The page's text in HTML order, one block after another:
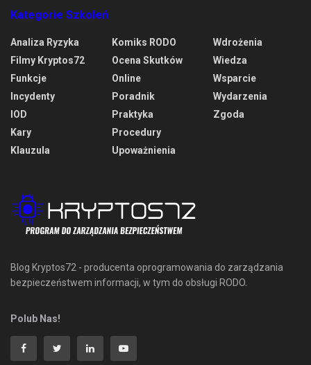
Kategorie Szkoleń
Analiza Ryzyka
Filmy Kryptos72
Funkcje
Incydenty
IOD
Kary
Klauzula
Komiks RODO
Ocena Skutków
Online
Poradnik
Praktyka
Procedury
Upoważnienia
Wdrożenia
Wiedza
Wsparcie
Wydarzenia
Zgoda
Blog Kryptos72 - producenta oprogramowania do zarządzania
bezpieczeństwem informacji, w tym do obsługi RODO.
Polub Nas!